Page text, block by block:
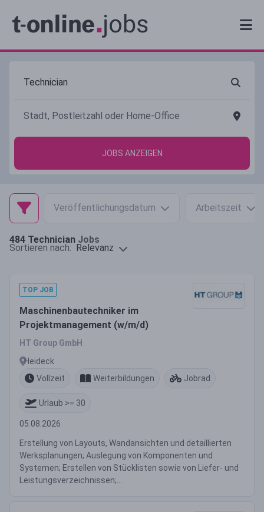
JOBS ANZEIGEN
Veröffentlichungsdatum Arbeitszeit
484 Technician Jobs
Sortieren nach: Relevanz
TOP JOB
Maschinenbautechniker im
Projektmanagement (w/m/d)
HT Group GmbH
Heideck
Vollzeit
Weiterbildungen Jobrad
Urlaub >= 30
05.08.2026
Erstellung von Layouts, Wandansichten und detaillierten
Werksplanungen; Auslegung von Komponenten und
Systemen; Erstellen von Stücklisten sowie von Liefer- und
Leistungsverzeichnissen;...